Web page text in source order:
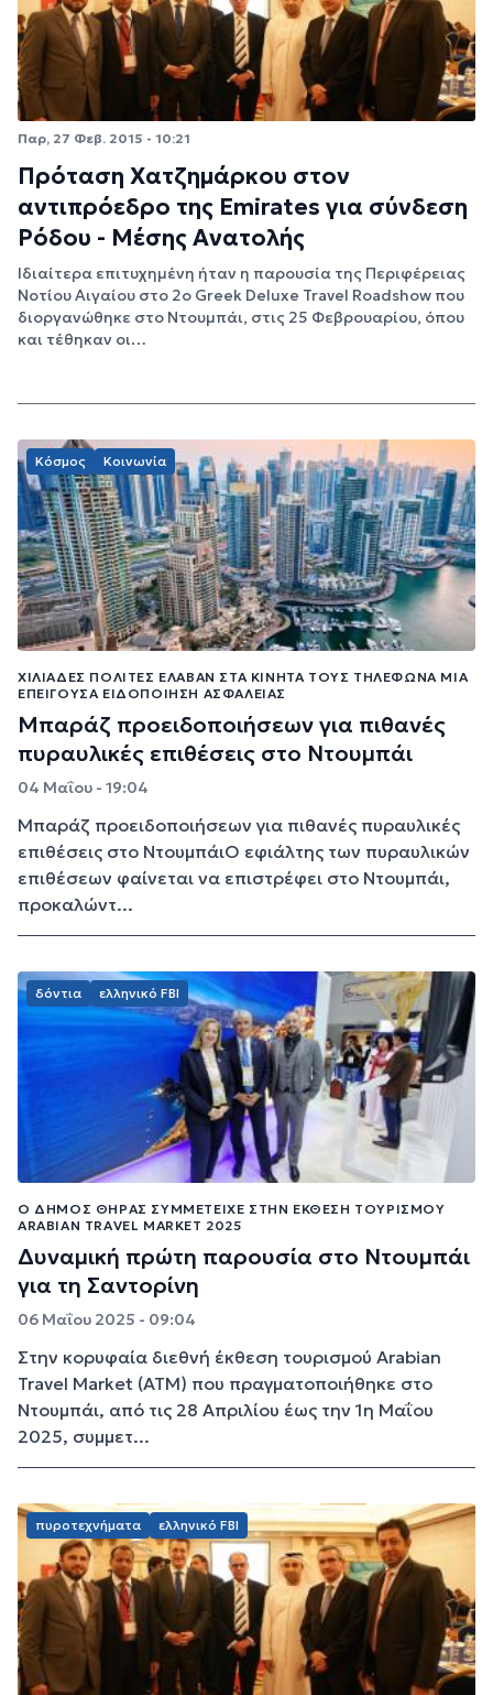
Παρ, 27 Φεβ. 2015 - 10:21
Πρόταση Χατζημάρκου στον
αντιπρόεδρο της Emirates για σύνδεση
Ρόδου - Μέσης Ανατολής
Ιδιαίτερα επιτυχημένη ήταν η παρουσία της Περιφέρειας
Νοτίου Αιγαίου στο 2ο Greek Deluxe Travel Roadshow που
διοργανώθηκε στο Ντουμπάι, στις 25 Φεβρουαρίου, όπου
και τέθηκαν οι…
Κόσμος Κοινωνία
XΙΛΙΆΔΕΣ ΠΟΛΊΤΕΣ ΈΛΑΒΑΝ ΣΤΑ ΚΙΝΗΤΆ ΤΟΥΣ ΤΗΛΈΦΩΝΑ ΜΊΑ
ΕΠΕΊΓΟΥΣΑ ΕΙΔΟΠΟΊΗΣΗ ΑΣΦΑΛΕΊΑΣ
Μπαράζ προειδοποιήσεων για πιθανές
πυραυλικές επιθέσεις στο Ντουμπάι
04 Μαΐου - 19:04
Μπαράζ προειδοποιήσεων για πιθανές πυραυλικές
επιθέσεις στο ΝτουμπάιΟ εφιάλτης των πυραυλικών
επιθέσεων φαίνεται να επιστρέφει στο Ντουμπάι,
προκαλώντ...
δόντια ελληνικό FBI
Ο ΔΉΜΟΣ ΘΉΡΑΣ ΣΥΜΜΕΤΕΊΧΕ ΣΤΗΝ ΈΚΘΕΣΗ ΤΟΥΡΙΣΜΟΎ
ARABIAN TRAVEL MARKET 2025
Δυναμική πρώτη παρουσία στο Ντουμπάι
για τη Σαντορίνη
06 Μαΐου 2025 - 09:04
Στην κορυφαία διεθνή έκθεση τουρισμού Arabian
Travel Market (ATM) που πραγματοποιήθηκε στο
Ντουμπάι, από τις 28 Απριλίου έως την 1η Μαΐου
2025, συμμετ...
πυροτεχνήματα ελληνικό FBI